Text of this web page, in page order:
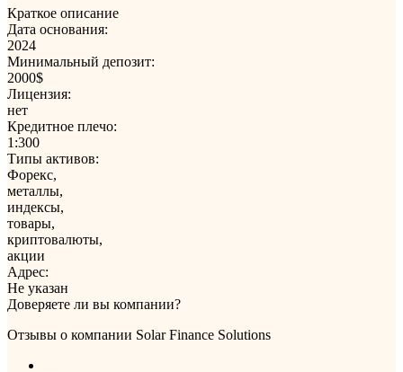
Краткое описание
Дата основания:
2024
Минимальный депозит:
2000$
Лицензия:
нет
Кредитное плечо:
1:300
Типы активов:
Форекс,
металлы,
индексы,
товары,
криптовалюты,
акции
Адрес:
Не указан
Доверяете ли вы компании?
Отзывы о компании Solar Finance Solutions